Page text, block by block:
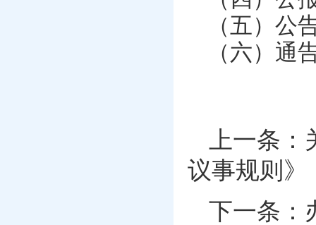
（五）公
（六）通
上一条：
议事规则》
下一条：